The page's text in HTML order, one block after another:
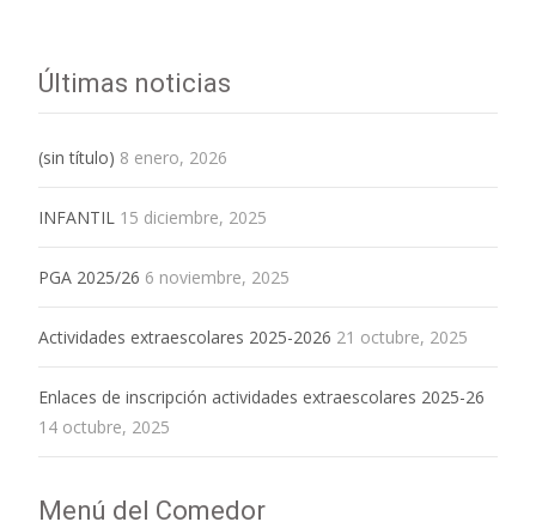
Últimas noticias
(sin título) 8 enero, 2026
INFANTIL 15 diciembre, 2025
PGA 2025/26 6 noviembre, 2025
Actividades extraescolares 2025-2026 21 octubre, 2025
Enlaces de inscripción actividades extraescolares 2025-26
14 octubre, 2025
Menú del Comedor